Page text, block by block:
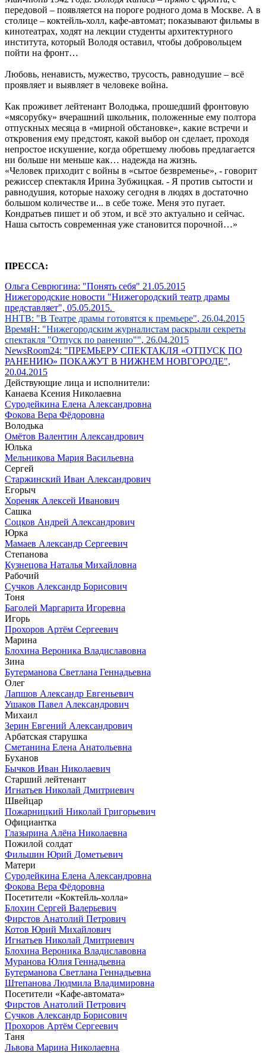
передовой – появляется на пороге родного дома в Москве. А в
столице – коктейль-холл, кафе-автомат; показывают фильмы в
кинотеатрах, ходят на лекции студенты архитектурного
института, который Володя оставил, чтобы добровольцем
пойти на фронт…
Любовь, ненависть, мужество, трусость, равнодушие – всё
проявляет и выявляет в человеке война.
Как проживет лейтенант Володька, прошедший фронтовую
«мясорубку» вчерашний школьник, положенные ему полтора
отпускных месяца в «мирной обстановке», какие встречи и
откровения ему предстоят, какой выбор он сделает, проходя
непростое искушение, когда обретшему любовь предлагается
ни больше ни меньше как… надежда на жизнь.
«Человек приходит с войны в «сытое безвременье», - говорит
режиссер спектакля Ирина Зубжицкая. - Я против сытости и
равнодушия, которые нахожу сегодня в людях в достаточно
большом количестве и... в себе тоже. Меня это пугает.
Кондратьев пишет и об этом, и всё это актуально и сейчас.
Наша сытость современная уже становится порочной…»
ПРЕССА:
Ольга Севрюгина: "Понять себя" 21.05.2015
Нижегородские новости "Нижегородский театр драмы
представляет", 05.05.2015.
ННТВ: "В Театре драмы готовятся к премьере", 26.04.2015
ВремяН: "Нижегородским журналистам раскрыли секреты
спектакля "Отпуск по ранению"", 26.04.2015
NewsRoom24: "ПРЕМЬЕРУ СПЕКТАКЛЯ «ОТПУСК ПО
РАНЕНИЮ» ПОКАЖУТ В НИЖНЕМ НОВГОРОДЕ",
20.04.2015
Действующие лица и исполнители:
Канаева Ксения Николаевна
Суродейкина Елена Александровна
Фокова Вера Фёдоровна
Володька
Омётов Валентин Александрович
Юлька
Мельникова Мария Васильевна
Сергей
Старжинский Иван Александрович
Егорыч
Хореняк Алексей Иванович
Сашка
Соцков Андрей Александрович
Юрка
Мамаев Александр Сергеевич
Степанова
Кузнецова Наталья Михайловна
Рабочий
Сучков Александр Борисович
Тоня
Баголей Маргарита Игоревна
Игорь
Прохоров Артём Сергеевич
Марина
Блохина Вероника Владиславовна
Зина
Бутерманова Светлана Геннадьевна
Олег
Лапшов Александр Евгеньевич
Ушаков Павел Александрович
Михаил
Зерин Евгений Александрович
Арбатская старушка
Сметанина Елена Анатольевна
Буханов
Бычков Иван Николаевич
Старший лейтенант
Игнатьев Николай Дмитриевич
Швейцар
Пожарницкий Николай Григорьевич
Официантка
Глазырина Алёна Николаевна
Пожилой солдат
Фильшин Юрий Дометьевич
Матери
Суродейкина Елена Александровна
Фокова Вера Фёдоровна
Посетители «Коктейль-холла»
Блохин Сергей Валерьевич
Фирстов Анатолий Петрович
Котов Юрий Михайлович
Игнатьев Николай Дмитриевич
Блохина Вероника Владиславовна
Муранова Юлия Геннадьевна
Бутерманова Светлана Геннадьевна
Штепанова Людмила Владимировна
Посетители «Кафе-автомата»
Фирстов Анатолий Петрович
Сучков Александр Борисович
Прохоров Артём Сергеевич
Таня
Львова Марина Николаевна